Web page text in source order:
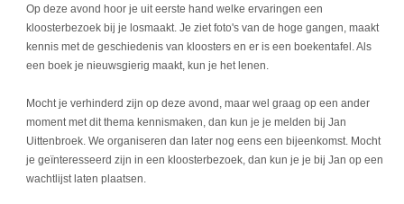
Op deze avond hoor je uit eerste hand welke ervaringen een
kloosterbezoek bij je losmaakt. Je ziet foto's van de hoge gangen, maakt
kennis met de geschiedenis van kloosters en er is een boekentafel. Als
een boek je nieuwsgierig maakt, kun je het lenen.
Mocht je verhinderd zijn op deze avond, maar wel graag op een ander
moment met dit thema kennismaken, dan kun je je melden bij Jan
Uittenbroek. We organiseren dan later nog eens een bijeenkomst. Mocht
je geïnteresseerd zijn in een kloosterbezoek, dan kun je je bij Jan op een
wachtlijst laten plaatsen.